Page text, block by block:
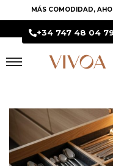
MÁS COMODIDAD,
+34 747 48 04 79